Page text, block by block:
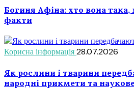
Богиня Афіна: хто вона така,
факти
Корисна інформація28.07.2026
Як рослини і тварини
народні прикмети та